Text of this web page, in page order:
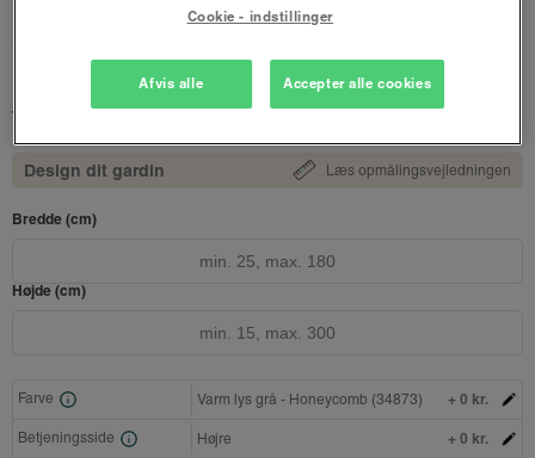
m/snoretræk mørklægning
Varm lys grå - Honeycomb
fra 1116 kr.
Design dit gardin Læs opmålingsvejledningen
Bredde (cm)
Højde (cm)
Farve Varm lys grå - Honeycomb (34873) + 0 kr.
Betjeningsside Højre + 0 kr.
Cookie - indstillinger
Afvis alle Accepter alle cookies